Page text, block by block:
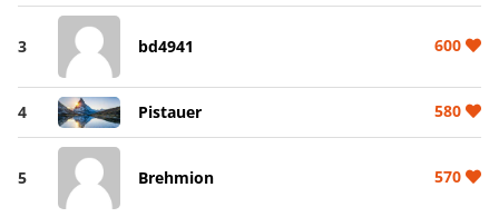
3 bd4941 600
4 Pistauer 580
5 Brehmion 570